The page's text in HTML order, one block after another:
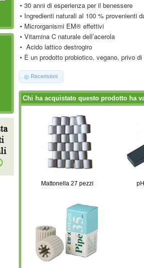
• 30 anni di esperienza per il benessere
• Ingredienti naturali al 100 % provenienti
• Microrganismi EM® effettivi
• Vitamina C naturale dell’acerola
• Acido lattico destrogiro
• È un prodotto probiotico, vegano, privo
Recensioni
Chi ha acquistato questo prodotto ha
Mattonella 27 pezzi